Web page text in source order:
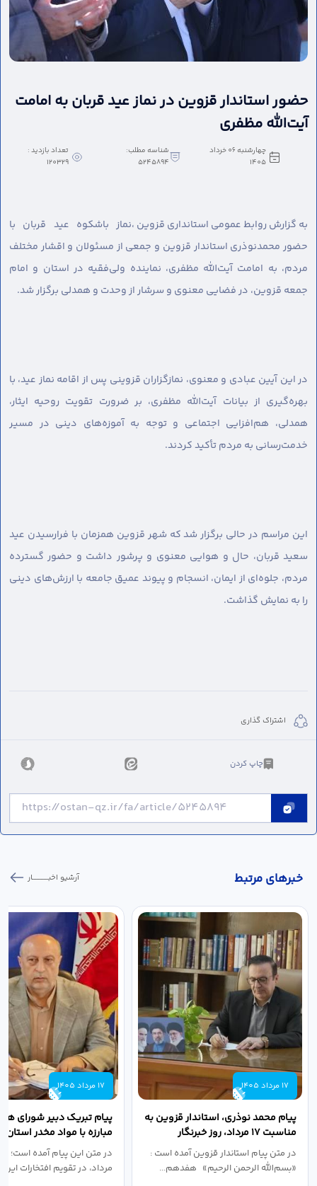
حضور استاندار قزوین در نماز عید قربان به امامت
آیت‌الله مظفری
چهارشنبه 06 خرداد
1405
شناسه مطلب:
5245894
تعداد بازدید :
120329
به گزارش روابط عمومی استانداری قزوین ،نماز باشکوه عید قربان با
حضور محمدنوذری استاندار قزوین و جمعی از مسئولان و اقشار مختلف
مردم، به امامت آیت‌الله مظفری، نماینده ولی‌فقیه در استان و امام
جمعه قزوین، در فضایی معنوی و سرشار از وحدت و همدلی برگزار شد.
در این آیین عبادی و معنوی، نمازگزاران قزوینی پس از اقامه نماز عید، با
بهره‌گیری از بیانات آیت‌الله مظفری، بر ضرورت تقویت روحیه ایثار،
همدلی، هم‌افزایی اجتماعی و توجه به آموزه‌های دینی در مسیر
خدمت‌رسانی به مردم تأکید کردند.
این مراسم در حالی برگزار شد که شهر قزوین همزمان با فرارسیدن عید
سعید قربان، حال و هوایی معنوی و پرشور داشت و حضور گسترده
مردم، جلوه‌ای از ایمان، انسجام و پیوند عمیق جامعه با ارزش‌های دینی
را به نمایش گذاشت.
اشتراک گذاری
چاپ کردن
خبر‌های مرتبط آرشیو اخبـــــــــــار
17 مرداد 1405
پیام محمد نوذری، استاندار قزوین به
مناسبت ۱۷ مرداد، روز خبرنگار
در متن پیام استاندار قزوین آمده است :
«بسم‌الله الرحمن الرحیم» هفدهم...
17 مرداد 1405
پیام تبریک دبیر شورای
مبارزه با مواد مخدر استان
مناسبت روز خبرنگار...
در متن این پیام آمده
مرداد، در تقویم افتخارات